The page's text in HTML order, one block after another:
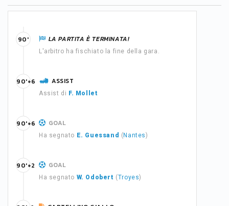
LA PARTITA È TERMINATA!
L'arbitro ha fischiato la fine della gara.
90'
ASSIST
Assist di F. Mollet
90'+6
GOAL
Ha segnato E. Guessand ( Nantes)
90'+6
GOAL
Ha segnato W. Odobert (Troyes)
90'+2